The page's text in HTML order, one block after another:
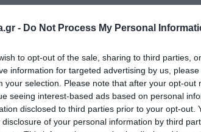
- Do Not Process My Personal
to opt-out of the sale, sharing to third parties,
information for targeted advertising by us,
your selection. Please note that after your opt-out
seeing interest-based ads based on personal
disclosed to third parties prior to your opt-out.
of your personal information by third